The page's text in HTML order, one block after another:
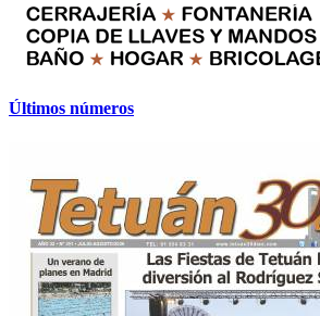
Últimos números